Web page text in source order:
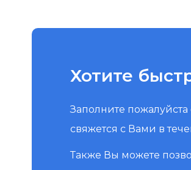
Хотите
Заполните
свяжется с Вами в
Также Вы можете